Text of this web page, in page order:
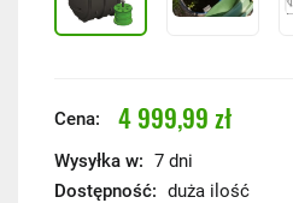
Cena: 4 999,99 zł
Wysyłka w: 7 dni
Dostępność: duża ilość